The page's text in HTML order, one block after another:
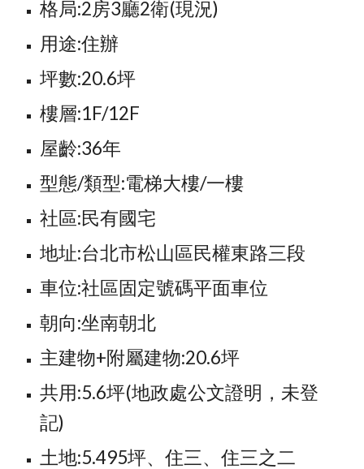
格局:2房3廳2衛(現況)
用途:住辦
坪數:20.6坪
樓層:1F/12F
屋齡:36年
型態/類型:電梯大樓/一樓
社區:民有國宅
地址:台北市松山區民權東路三段
車位:社區固定號碼平面車位
朝向:坐南朝北
主建物+附屬建物:20.6坪
共用:5.6坪(地政處公文證明，未登
記)
土地:5.495坪、住三、住三之二